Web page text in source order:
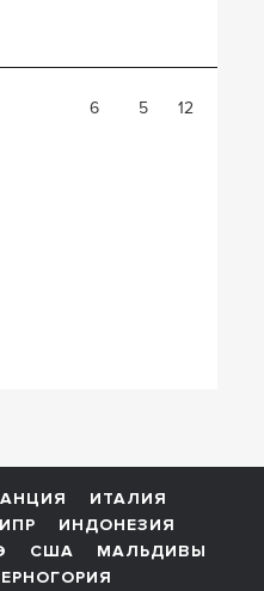
6 5 12
ИТАЛИЯ
ИНДОНЕЗИЯ
США
МАЛЬДИВЫ